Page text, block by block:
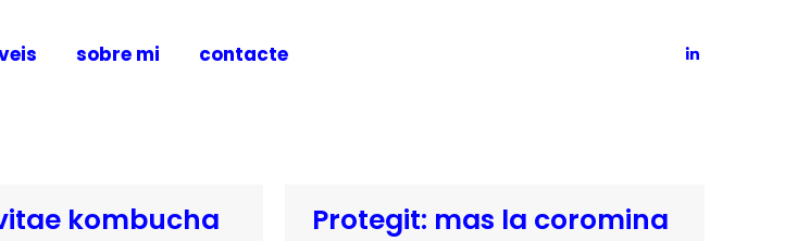
sobre mi contacte
Linkedin
kombucha Protegit: mas la coromina